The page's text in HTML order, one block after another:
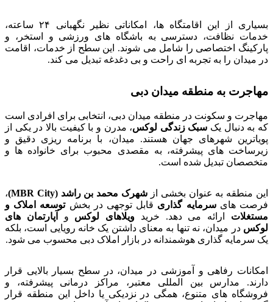
بسیاری از این اقامتگاه ها، امکاناتی نظیر نگهبانی ۲۴ ساعته،
خدمات نظافت، دسترسی به باشگاه های ورزشی و استخر، و
پارکینگ اختصاصی را شامل می شوند. این سطح از خدمات، اقامت
در میدان را به تجربه ای راحت و بی دغدغه تبدیل می کند.
مهاجرت به منطقه میدان دبی
مهاجرت و سکونت در منطقه میدان دبی، انتخابی برای افرادی است
که به دنبال یک سبک زندگی لوکس، مدرن و با کیفیت بالا در یکی از
پویاترین شهرهای جهان هستند. میدان، با برنامه ریزی دقیق و
زیرساخت های پیشرفته، به مقصدی محبوب برای خانواده ها و
متخصصان تبدیل شده است.
این منطقه به عنوان بخشی از شهرک محمد بن راشد (MBR City)
،
فرصت هایسرمایه گذاری قابل توجهی در بخشتوسعه املاک و
مستغلات ارائه می دهد. خرید ویلاهای لوکس و
آپارتمان های
لوکس در میدان، نه تنها به معنای داشتن یک خانه رویایی است، بلکه
یک سرمایه گذاری هوشمندانه در بازار املاک دبی محسوب می شود.
امکانات رفاهی و آموزشی در میدان، در سطح بسیار بالایی قرار
دارند. مدارس بین المللی معتبر، مراکز درمانی پیشرفته، و
فروشگاه های متنوع، همگی در نزدیکی یا داخل این منطقه قرار